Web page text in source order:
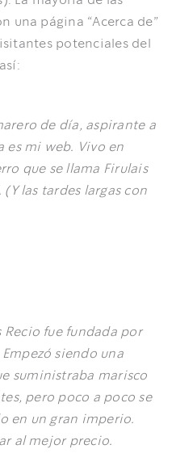
una página “Acerca de”
potenciales del
de día, aspirante a
es mi web. Vivo en
que se llama Firulais
(Y las tardes largas con
Recio fue fundada por
siendo una
suministraba marisco
pero poco a poco se
en un gran imperio.
al mejor precio.